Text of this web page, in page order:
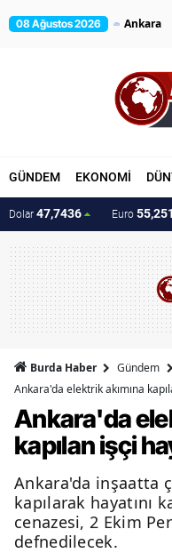
08 Ağustos 2026
GÜNDEM EKONOMİ
Dolar 47,7436 Euro
Burda Haber
Gündem
Ankara'da elektrik akımına
Ankara'da
kapılan işçi
Ankara'da inşaatta
kapılarak hayatını
cenazesi, 2 Ekim
defnedilecek.